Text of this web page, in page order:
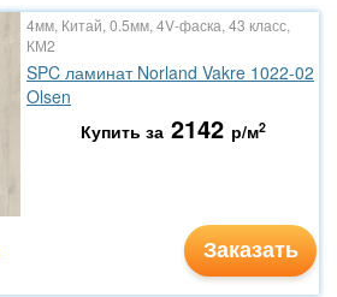
4мм, Китай, 0.5мм, 4V-фаска, 43 класс,
КМ2
SPC ламинат Norland Vakre 1022-02
Olsen
Купить за 2142 р/м2
Заказать